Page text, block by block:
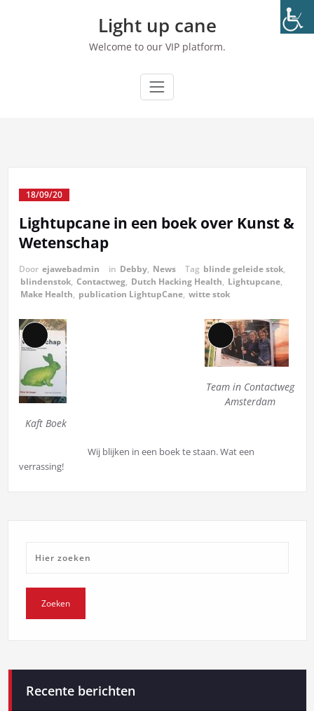
Light up cane
Welcome to our VIP platform.
18/09/20
Lightupcane in een boek over Kunst &
Wetenschap
Door ejawebadmin in Debby, News Tag blinde geleide stok,
blindenstok, Contactweg, Dutch Hacking Health, Lightupcane,
Make Health, publication LightupCane, witte stok
Lange
beschrijving
Kaft Boek
Lange
beschrijving
Team in Contactweg
Amsterdam
Wij blijken in een boek te staan. Wat een
verrassing!
Recente berichten